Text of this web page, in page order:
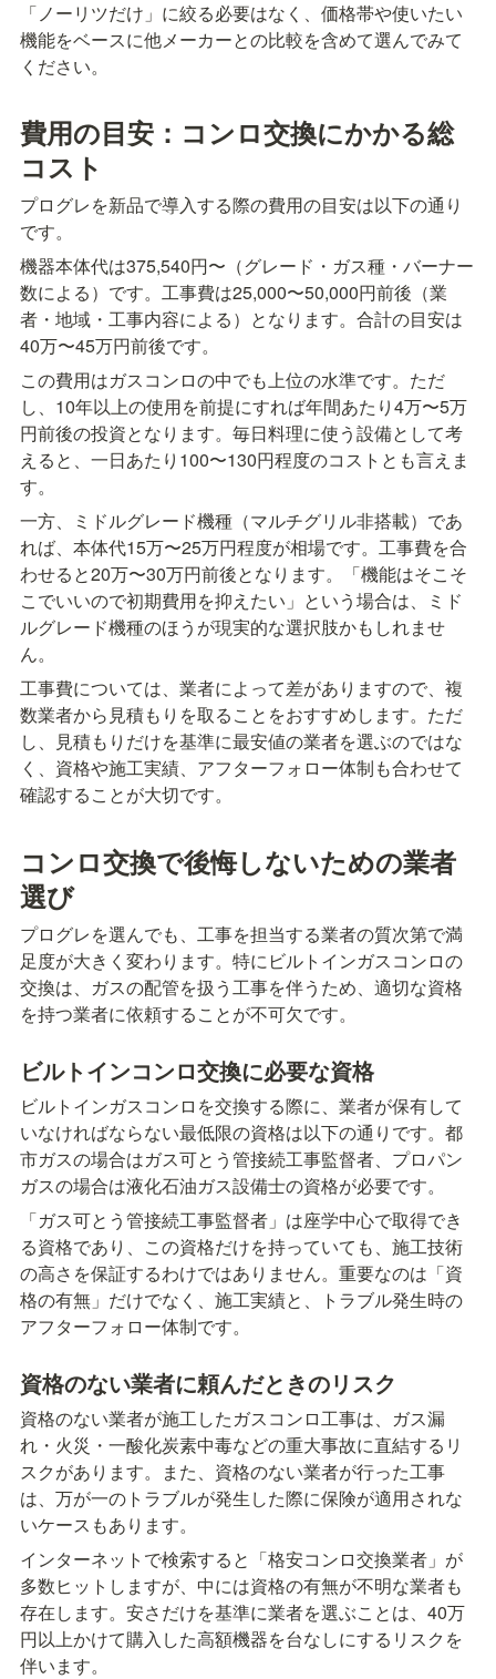
「ノーリツだけ」に絞る必要はなく、価格帯や使いたい
機能をベースに他メーカーとの比較を含めて選んでみて
ください。
費用の目安：コンロ交換にかかる総
コスト
プログレを新品で導入する際の費用の目安は以下の通り
です。
機器本体代は375,540円〜（グレード・ガス種・バーナー
数による）です。工事費は25,000〜50,000円前後（業
者・地域・工事内容による）となります。合計の目安は
40万〜45万円前後です。
この費用はガスコンロの中でも上位の水準です。ただ
し、10年以上の使用を前提にすれば年間あたり4万〜5万
円前後の投資となります。毎日料理に使う設備として考
えると、一日あたり100〜130円程度のコストとも言えま
す。
一方、ミドルグレード機種（マルチグリル非搭載）であ
れば、本体代15万〜25万円程度が相場です。工事費を合
わせると20万〜30万円前後となります。「機能はそこそ
こでいいので初期費用を抑えたい」という場合は、ミド
ルグレード機種のほうが現実的な選択肢かもしれませ
ん。
工事費については、業者によって差がありますので、複
数業者から見積もりを取ることをおすすめします。ただ
し、見積もりだけを基準に最安値の業者を選ぶのではな
く、資格や施工実績、アフターフォロー体制も合わせて
確認することが大切です。
コンロ交換で後悔しないための業者
選び
プログレを選んでも、工事を担当する業者の質次第で満
足度が大きく変わります。特にビルトインガスコンロの
交換は、ガスの配管を扱う工事を伴うため、適切な資格
を持つ業者に依頼することが不可欠です。
ビルトインコンロ交換に必要な資格
ビルトインガスコンロを交換する際に、業者が保有して
いなければならない最低限の資格は以下の通りです。都
市ガスの場合はガス可とう管接続工事監督者、プロパン
ガスの場合は液化石油ガス設備士の資格が必要です。
「ガス可とう管接続工事監督者」は座学中心で取得でき
る資格であり、この資格だけを持っていても、施工技術
の高さを保証するわけではありません。重要なのは「資
格の有無」だけでなく、施工実績と、トラブル発生時の
アフターフォロー体制です。
資格のない業者に頼んだときのリスク
資格のない業者が施工したガスコンロ工事は、ガス漏
れ・火災・一酸化炭素中毒などの重大事故に直結するリ
スクがあります。また、資格のない業者が行った工事
は、万が一のトラブルが発生した際に保険が適用されな
いケースもあります。
インターネットで検索すると「格安コンロ交換業者」が
多数ヒットしますが、中には資格の有無が不明な業者も
存在します。安さだけを基準に業者を選ぶことは、40万
円以上かけて購入した高額機器を台なしにするリスクを
伴います。